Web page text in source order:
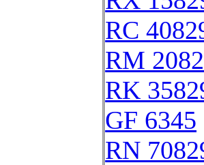
RC
RM
RK
GF 6345
RN